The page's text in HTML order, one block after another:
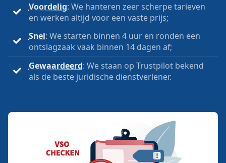
Voordelig: We hanteren zeer scherpe tarieven
en werken altijd voor een vaste prijs;
Snel: We starten binnen 4 uur en ronden een
ontslagzaak vaak binnen 14 dagen af;
Gewaardeerd: We staan op Trustpilot bekend
als de beste juridische dienstverlener.